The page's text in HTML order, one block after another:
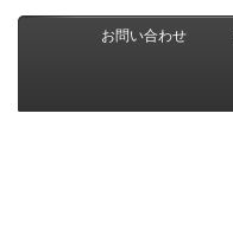
お問い合わせ